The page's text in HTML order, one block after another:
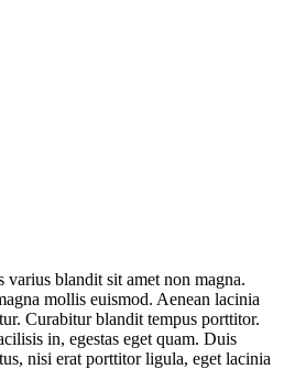
varius blandit sit amet non magna.
mollis euismod. Aenean lacinia
Curabitur blandit tempus porttitor.
in, egestas eget quam. Duis
nisi erat porttitor ligula, eget lacinia